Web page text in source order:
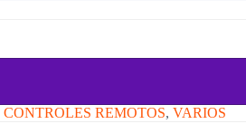
CONTROLES REMOTOS, VARIOS